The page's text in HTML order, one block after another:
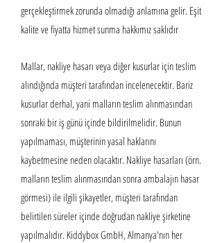
gerçekleştirmek zorunda olmadığı anlamına gelir. Eşit
kalite ve fiyatta hizmet sunma hakkımız saklıdır
Mallar, nakliye hasarı veya diğer kusurlar için teslim
alındığında müşteri tarafından incelenecektir. Bariz
kusurlar derhal, yani malların teslim alınmasından
sonraki bir iş günü içinde bildirilmelidir. Bunun
yapılmaması, müşterinin yasal haklarını
kaybetmesine neden olacaktır. Nakliye hasarları (örn.
malların teslim alınmasından sonra ambalajın hasar
görmesi) ile ilgili şikayetler, müşteri tarafından
belirtilen süreler içinde doğrudan nakliye şirketine
yapılmalıdır. Kiddybox GmbH, Almanya'nın her